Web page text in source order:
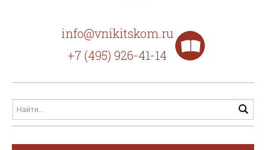
info@vnikitskom.ru
+7 (495) 926-41-14